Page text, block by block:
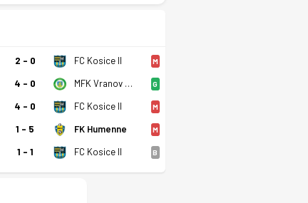
2 - 0 FC Kosice II M
4 - 0 MFK Vranov Nad Topou G
4 - 0 FC Kosice II M
1 - 5 FK Humenne M
1 - 1 FC Kosice II B